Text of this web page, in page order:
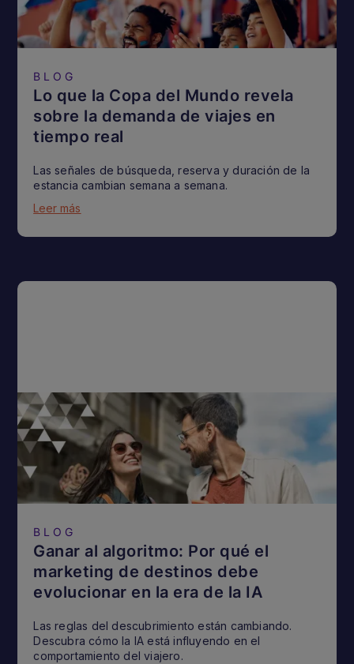
BLOG
Lo que la Copa del Mundo revela
sobre la demanda de viajes en
tiempo real
Las señales de búsqueda, reserva y duración de la
estancia cambian semana a semana.
Leer más
BLOG
Ganar al algoritmo: Por qué el
marketing de destinos debe
evolucionar en la era de la IA
Las reglas del descubrimiento están cambiando.
Descubra cómo la IA está influyendo en el
comportamiento del viajero.